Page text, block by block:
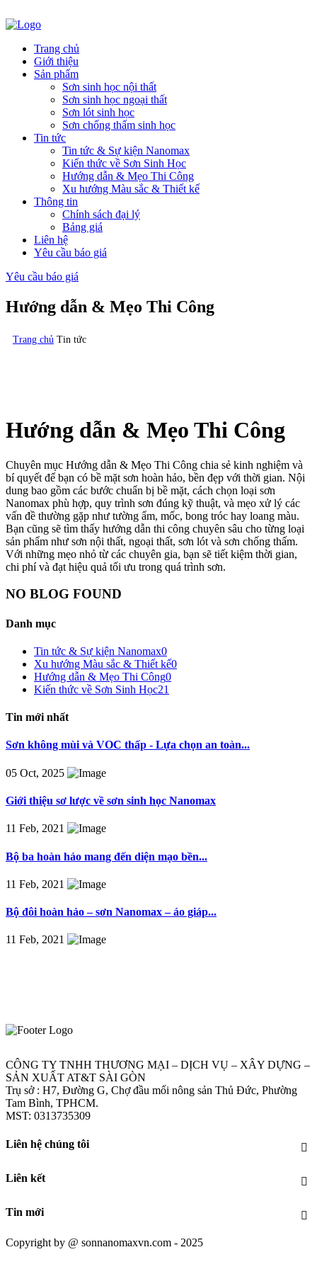
Trang chủ
Giới thiệu
Sản phẩm
Sơn sinh học nội thất
Sơn sinh học ngoại thất
Sơn lót sinh học
Sơn chống thấm sinh học
Tin tức
Tin tức & Sự kiện Nanomax
Kiến thức về Sơn Sinh Học
Hướng dẫn & Mẹo Thi Công
Xu hướng Màu sắc & Thiết kế
Thông tin
Chính sách đại lý
Bảng giá
Liên hệ
Yêu cầu báo giá
Yêu cầu báo giá
Hướng dẫn & Mẹo Thi Công
Trang chủ Tin tức
Hướng dẫn & Mẹo Thi Công
Chuyên mục Hướng dẫn & Mẹo Thi Công chia sẻ kinh nghiệm và
bí quyết để bạn có bề mặt sơn hoàn hảo, bền đẹp với thời gian. Nội
dung bao gồm các bước chuẩn bị bề mặt, cách chọn loại sơn
Nanomax phù hợp, quy trình sơn đúng kỹ thuật, và mẹo xử lý các
vấn đề thường gặp như tường ẩm, mốc, bong tróc hay loang màu.
Bạn cũng sẽ tìm thấy hướng dẫn thi công chuyên sâu cho từng loại
sản phẩm như sơn nội thất, ngoại thất, sơn lót và sơn chống thấm.
Với những mẹo nhỏ từ các chuyên gia, bạn sẽ tiết kiệm thời gian,
chi phí và đạt hiệu quả tối ưu trong quá trình sơn.
NO BLOG FOUND
Danh mục
Tin tức & Sự kiện Nanomax0
Xu hướng Màu sắc & Thiết kế0
Hướng dẫn & Mẹo Thi Công0
Kiến thức về Sơn Sinh Học21
Tin mới nhất
Sơn không mùi và VOC thấp - Lựa chọn an toàn...
05 Oct, 2025
Giới thiệu sơ lược về sơn sinh học Nanomax
11 Feb, 2021
Bộ ba hoàn hảo mang đến diện mạo bền...
11 Feb, 2021
Bộ đôi hoàn hảo – sơn Nanomax – áo giáp...
11 Feb, 2021
CÔNG TY TNHH THƯƠNG MẠI – DỊCH VỤ – XÂY DỰNG –
SẢN XUẤT AT&T SÀI GÒN
Trụ sở : H7, Đường G, Chợ đầu mối nông sản Thủ Đức, Phường
Tam Bình, TPHCM.
MST: 0313735309
Liên hệ chúng tôi
Liên kết
Tin mới
Copyright by @ sonnanomaxvn.com - 2025